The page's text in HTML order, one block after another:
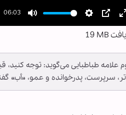
06:03
Mute Settings
PIP
19 MB
علامه طباطبایی می‌گوید: توجه کنید،
سرپرست، پدرخوانده و عمو، «أب»